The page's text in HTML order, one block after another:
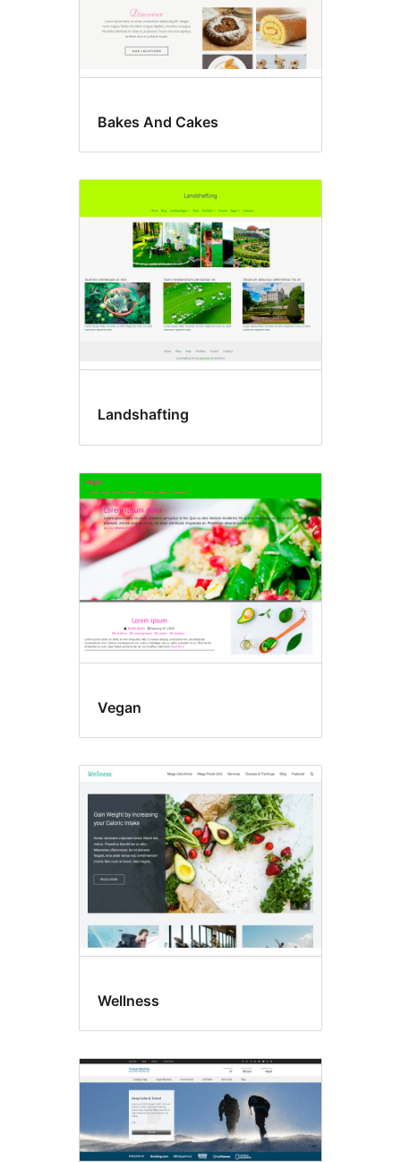
Bakes And Cakes
Landshafting
Vegan
Wellness